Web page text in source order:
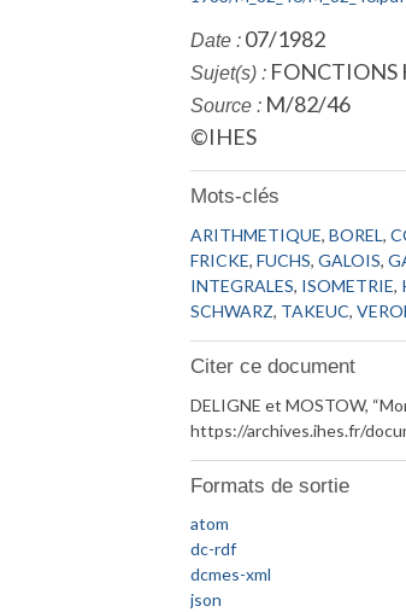
Date : 07/1982
Sujet(s) : FONCTIONS
Source : M/82/46
©IHES
Mots-clés
ARITHMETIQUE,BOREL,
FRICKE,FUCHS,GALOIS,
INTEGRALES, ISOMETRIE,
SCHWARZ, TAKEUC,
Citer ce document
DELIGNE et MOSTOW,
https://archives.ihes.fr/
Formats de sortie
atom
dc-rdf
dcmes-xml
json